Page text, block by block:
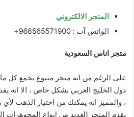
المتجر الالكتروني
الواتس آب : 966565571900+
متجر اناس السعودية
على الرغم من انه متجر متنوع يجمع كل
دول الخليج العربي بشكل خاص ، الا انه
، والمميز انه يمكنك من اختيار الذهب
يقدم المتجر العديد من انواع المجوهرات